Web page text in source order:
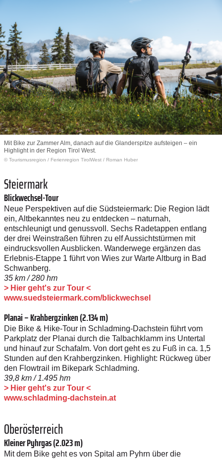
Mit Bike zur Zammer Alm, danach auf die Glanderspitze aufsteigen – ein
Highlight in der Region Tirol West.
© Tourismusregion / Ferienregion TirolWest / Roman Huber
Steiermark
Blickwechsel-Tour
Neue Perspektiven auf die Südsteiermark: Die Region lädt
ein, Altbekanntes neu zu entdecken – naturnah,
entschleunigt und genussvoll. Sechs Radetappen entlang
der drei Weinstraßen führen zu elf Aussichts­türmen mit
eindrucksvollen Ausblicken. Wanderwege ergänzen das
Erlebnis-Etappe 1 führt von Wies zur Warte Altburg in Bad
Schwanberg.
35 km / 280 hm
> Hier geht's zur Tour <
www.suedsteiermark.com/blickwechsel
Planai – Krahbergzinken (2.134 m)
Die Bike & Hike-Tour in Schladming-­Dachstein führt vom
Parkplatz der Planai durch die Talbachklamm ins Untertal
und hinauf zur Schafalm. Von dort geht es zu Fuß in ca. 1,5
Stunden auf den Krahbergzinken. Highlight: Rückweg über
den Flowtrail im Bikepark Schladming.
39,8 km / 1.495 hm
> Hier geht's zur Tour <
www.schladming-dachstein.at
Oberösterreich
Kleiner Pyhrgas (2.023 m)
Mit dem Bike geht es von Spital am Pyhrn über die